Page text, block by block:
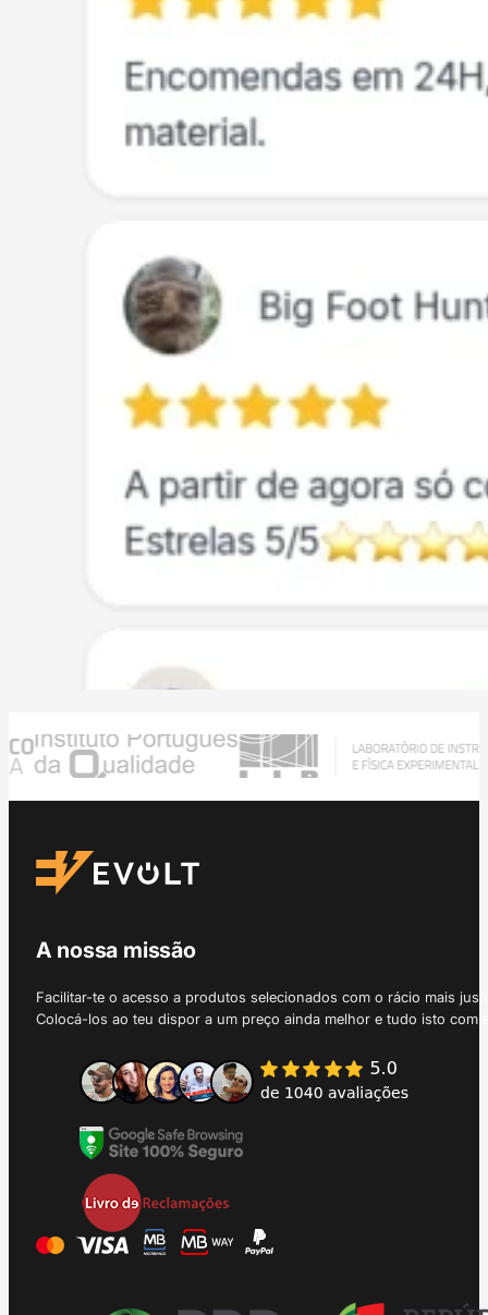
A nossa missão
Facilitar-te o acesso a produtos selecionados com o rácio mais
Colocá-los ao teu dispor a um preço ainda melhor e tudo isto